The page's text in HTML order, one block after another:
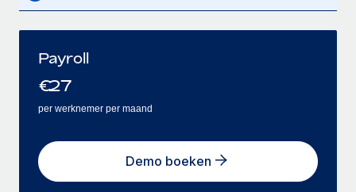
Payroll
€27
per werknemer per maand
Demo boeken